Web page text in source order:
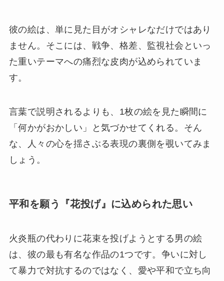
彼の絵は、単に見た目がオシャレなだけではあり
ません。そこには、戦争、格差、監視社会といっ
た重いテーマへの痛烈な皮肉が込められていま
す。
言葉で説明されるよりも、1枚の絵を見た瞬間に
「何かがおかしい」と気づかせてくれる。そん
な、人々の心を揺さぶる表現の裏側を覗いてみま
しょう。
平和を願う『花投げ』に込められた思い
火炎瓶の代わりに花束を投げようとする男の絵
は、彼の最も有名な作品の1つです。争いに対し
て暴力で対抗するのではなく、愛や平和で立ち向